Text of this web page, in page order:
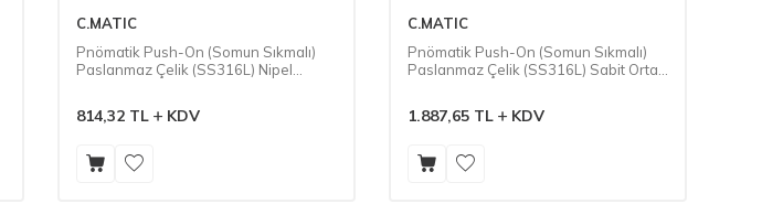
C.MATIC
Pnömatik Push-On (Somun Sıkmalı)
Paslanmaz Çelik (SS316L) Nipel
814,32 TL KDV
C.MATIC
Pnömatik Push-On (Somun Sıkmalı)
Paslanmaz Çelik (SS316L) Sabit Orta
1.887,65 TL KDV